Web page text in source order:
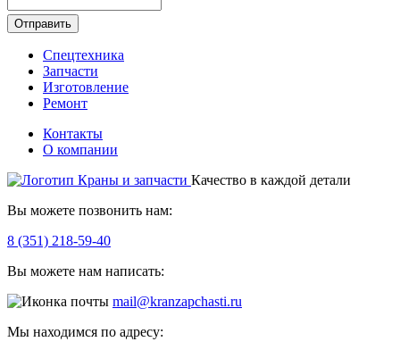
Отправить
Спецтехника
Запчасти
Изготовление
Ремонт
Контакты
О компании
Качество в каждой детали
Вы можете позвонить нам:
8 (351) 218-59-40
Вы можете нам написать:
mail@kranzapchasti.ru
Мы находимся по адресу: